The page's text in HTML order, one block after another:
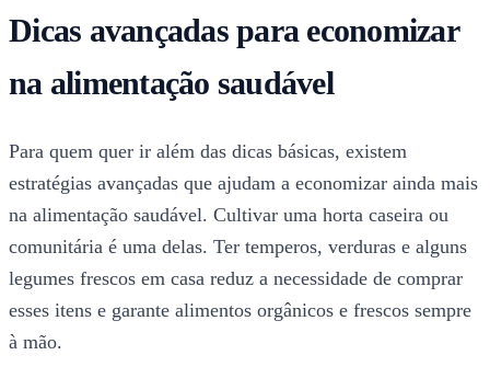
Dicas avançadas para economizar
na alimentação saudável
Para quem quer ir além das dicas básicas, existem
estratégias avançadas que ajudam a economizar ainda mais
na alimentação saudável. Cultivar uma horta caseira ou
comunitária é uma delas. Ter temperos, verduras e alguns
legumes frescos em casa reduz a necessidade de comprar
esses itens e garante alimentos orgânicos e frescos sempre
à mão.